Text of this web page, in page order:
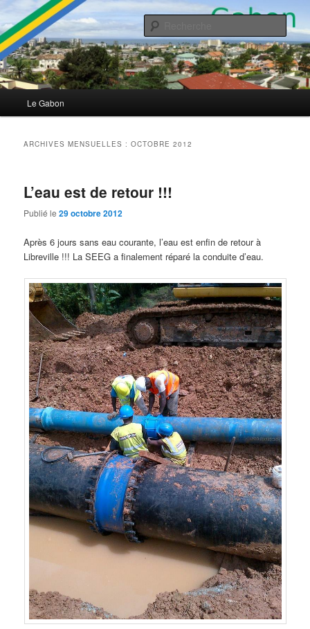
Aller
au
contenu
principal
Aller
au
contenu
secondaireLe Gabon
Ma vie à Libreville
principal
Le Gabon
ARCHIVES MENSUELLES :OCTOBRE 2012
L’eau est de retour !!!
Publié le29 octobre 2012
Après 6 jours sans eau courante, l’eau est enfin de retour à
Libreville !!! La SEEG a finalement réparé la conduite d’eau.